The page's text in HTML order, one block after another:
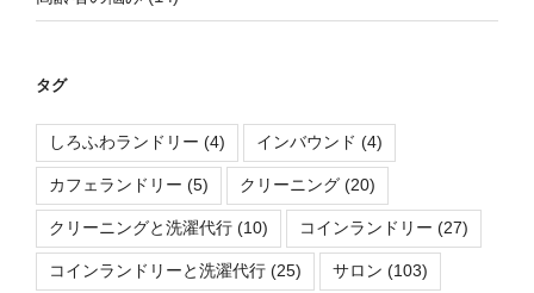
タグ
しろふわランドリー (4) インバウンド (4)
カフェランドリー (5) クリーニング (20)
クリーニングと洗濯代行 (10) コインランドリー (27)
コインランドリーと洗濯代行 (25) サロン (103)